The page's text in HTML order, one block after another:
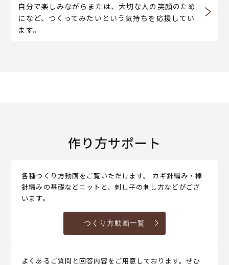
自分で楽しみながらまたは、大切な人の笑顔のため
になど、つくってみたいという気持ちを応援してい
ます。
作り方サポート
各種つくり方動画をご覧いただけます。 カギ針編み・棒
針編みの基礎などニットと、刺し子の刺し方などがござ
います。
つくり方動画一覧
よくあるご質問と回答内容をご用意しております。ぜひ